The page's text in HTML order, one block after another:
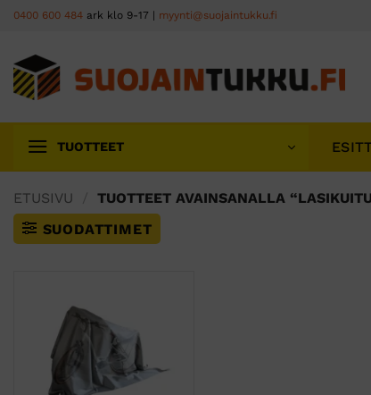
Skip
content
0400 600 484 ark klo 9-17 | myynti@suojaintukku.fi
TUOTTEET
ETUSIVU
TUOTTEET AVAINSANALLA
SUODATTIMET